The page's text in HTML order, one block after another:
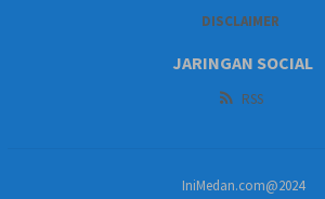
DISCLAIMER
JARINGAN SOCIAL
RSS
IniMedan.com@2024